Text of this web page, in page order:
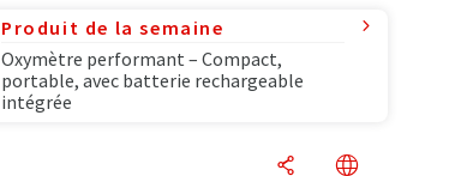
Produit de la semaine
Oxymètre performant – Compact,
portable, avec batterie rechargeable
intégrée